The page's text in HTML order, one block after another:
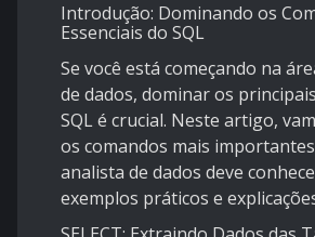
Introdução: Dominando os
Essenciais do SQL
Se você está começando na
de dados, dominar os
SQL é crucial. Neste artigo,
os comandos mais
analista de dados deve
exemplos práticos e